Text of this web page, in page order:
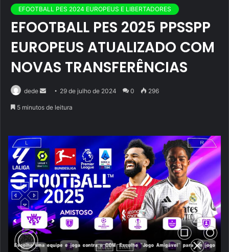
EFOOTBALL PES 2024 EUROPEUS E LIBERTADORES
EFOOTBALL PES 2025 PPSSPP
EUROPEUS ATUALIZADO COM
NOVAS TRANSFERÊNCIAS
dede
Mande29 de julho de 2024 0 296
5 minutos de leitura